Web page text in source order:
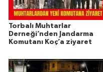
Torbalı Muhtarlar
Derneği’nden Jandarma
Komutanı Koç’a ziyaret